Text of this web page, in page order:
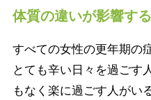
体質の違いが影響す
すべての女性の更年期の
とても辛い日々を過ごす
もなく楽に過ごす人がい